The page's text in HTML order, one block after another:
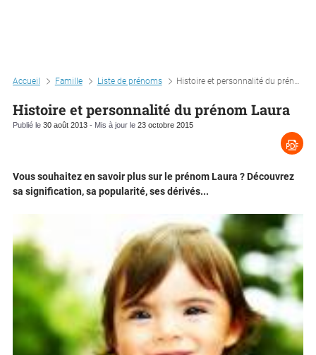
Accueil Famille Liste de prénoms Histoire et personnalité du prénom laura
Histoire et personnalité du prénom Laura
Publié le 30 août 2013 - Mis à jour le 23 octobre 2015
Vous souhaitez en savoir plus sur le prénom Laura ? Découvrez
sa signification, sa popularité, ses dérivés...